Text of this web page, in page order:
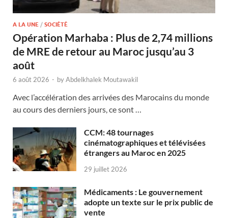
A LA UNE / SOCIÉTÉ
Opération Marhaba : Plus de 2,74 millions
de MRE de retour au Maroc jusqu’au 3
août
6 août 2026 - byAbdelkhalek Moutawakil
Avec l’accélération des arrivées des Marocains du monde
au cours des derniers jours, ce sont …
CCM: 48 tournages
cinématographiques et télévisées
étrangers au Maroc en 2025
29 juillet 2026
Médicaments : Le gouvernement
adopte un texte sur le prix public de
vente